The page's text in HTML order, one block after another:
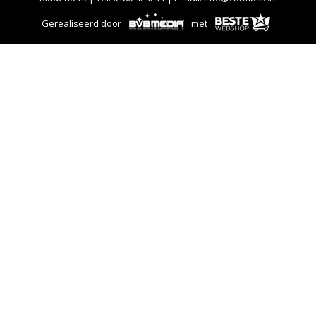
Gerealiseerd door
met